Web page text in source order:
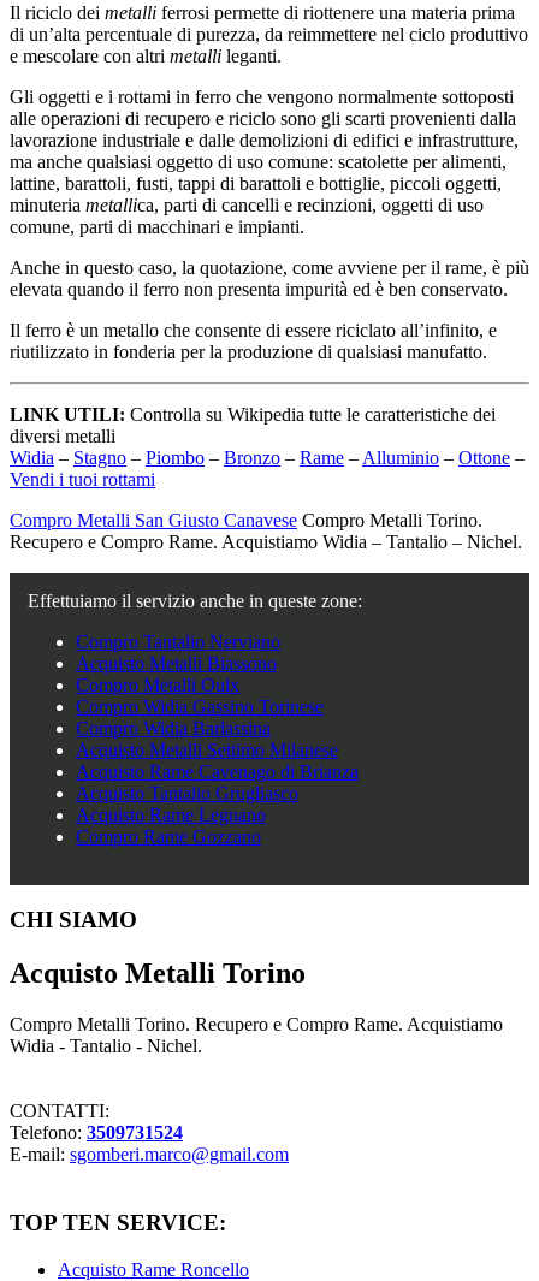
Il riciclo dei metalli ferrosi permette di riottenere una materia prima
di un’alta percentuale di purezza, da reimmettere nel ciclo produttivo
e mescolare con altri metalli leganti.
Gli oggetti e i rottami in ferro che vengono normalmente sottoposti
alle operazioni di recupero e riciclo sono gli scarti provenienti dalla
lavorazione industriale e dalle demolizioni di edifici e infrastrutture,
ma anche qualsiasi oggetto di uso comune: scatolette per alimenti,
lattine, barattoli, fusti, tappi di barattoli e bottiglie, piccoli oggetti,
minuteria metallica, parti di cancelli e recinzioni, oggetti di uso
comune, parti di macchinari e impianti.
Anche in questo caso, la quotazione, come avviene per il rame, è più
elevata quando il ferro non presenta impurità ed è ben conservato.
Il ferro è un metallo che consente di essere riciclato all’infinito, e
riutilizzato in fonderia per la produzione di qualsiasi manufatto.
LINK UTILI: Controlla su Wikipedia tutte le caratteristiche dei
diversi metalli
Widia – Stagno – Piombo – Bronzo – Rame – Alluminio – Ottone –
Vendi i tuoi rottami
Compro Metalli San Giusto Canavese Compro Metalli Torino.
Recupero e Compro Rame. Acquistiamo Widia – Tantalio – Nichel.
Effettuiamo il servizio anche in queste zone:
Compro Tantalio Nerviano
Acquisto Metalli Biassono
Compro Metalli Oulx
Compro Widia Gassino Torinese
Compro Widia Barlassina
Acquisto Metalli Settimo Milanese
Acquisto Rame Cavenago di Brianza
Acquisto Tantalio Grugliasco
Acquisto Rame Legnano
Compro Rame Gozzano
Footer
CHI SIAMO
Acquisto Metalli Torino
Compro Metalli Torino. Recupero e Compro Rame. Acquistiamo
Widia - Tantalio - Nichel.
CONTATTI:
Telefono: 3509731524
E-mail: sgomberi.marco@gmail.com
TOP TEN SERVICE:
Acquisto Rame Roncello